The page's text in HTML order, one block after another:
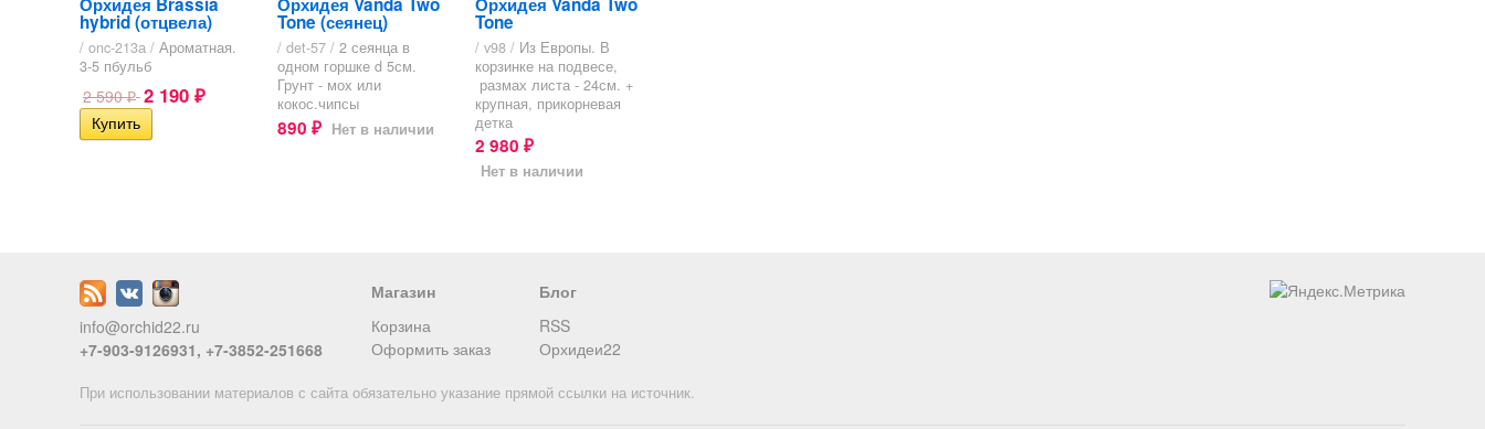
hybrid (отцвела)
/ onc-213а / Ароматная.
3-5 пбульб
2 590₽ 2 190 ₽
Tone (сеянец)
/ det-57 / 2 сеянца в
одном горшке d 5см.
Грунт - мох или
кокос.чипсы
890 ₽ Нет в наличии
Tone
/ v98 / Из Европы. В
корзинке на подвесе,
размах листа - 24см. +
крупная, прикорневая
детка
2 980 ₽
Нет в наличии
info@orchid22.ru
+7-903-9126931, +7-3852-251668
Магазин
Корзина
Оформить заказ
Блог
RSS
Орхидеи22
При использовании материалов с сайта обязательно указание прямой ссылки на источник.